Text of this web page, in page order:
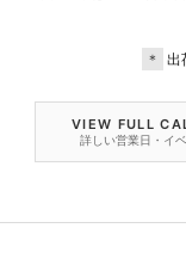
＊
出
VIEW FULL
詳しい営業日・イ